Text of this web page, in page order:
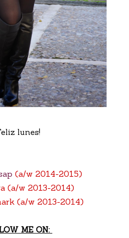
lunes!
(a/w 2014-2015)
(a/w 2013-2014)
(a/w 2013-2014)
ME ON: